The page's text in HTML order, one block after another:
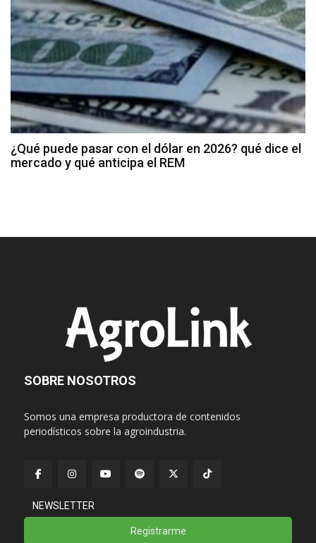
¿Qué puede pasar con el dólar en 2026? qué dice el
mercado y qué anticipa el REM
SOBRE NOSOTROS
Somos una empresa productora de contenidos
periodísticos sobre la agroindustria.
NEWSLETTER
Registrarme